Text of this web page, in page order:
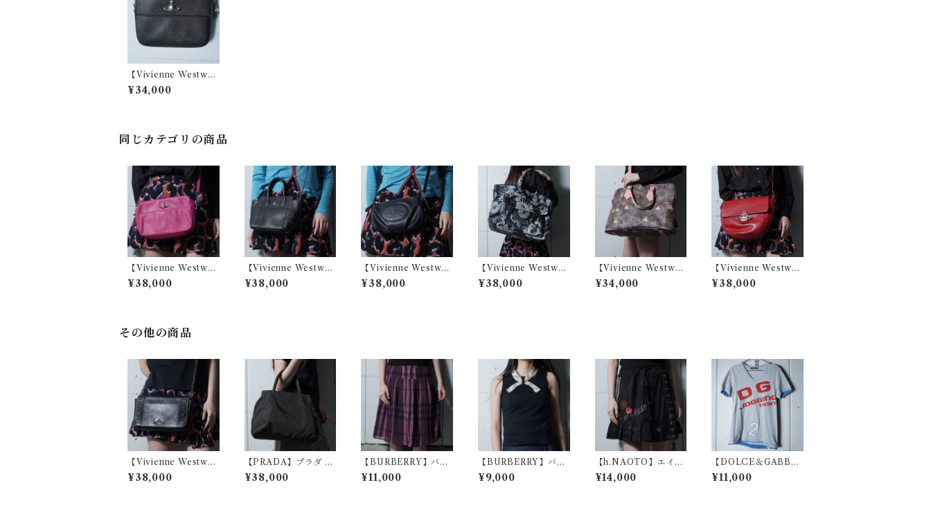
【Vivienne Westwo
od】ヴィヴィアンウエ
ストウッド オーブロゴ
¥34,000
同じカテゴリの商品
【Vivienne Westwo
od】ヴィヴィアンウエ
ストウッド オーブロゴ
¥38,000
【Vivienne Westwo
od】ヴィヴィアンウエ
ストウッド EXCUTI
¥38,000
【Vivienne Westwo
od】ヴィヴィアンウエ
ストウッド パンチング
¥38,000
【Vivienne Westwo
od】ヴィヴィアンウエ
ストウッド コズミック
¥38,000
【Vivienne Westwo
od】ヴィヴィアンウエ
ストウッド マルチロゴ
¥34,000
【Vivienne Westwo
od】ヴィヴィアンウエ
ストウッド オーブロゴ
¥38,000
その他の商品
【Vivienne Westwo
od】ヴィヴィアンウエ
ストウッド オーブロゴ
¥38,000
【PRADA】プラダ 三
角プレートロゴナイロ
ンハンドバッグ khaki
¥38,000
【BURBERRY】バー
バリー SILK100％ チ
ェックスカート dark
¥11,000
【BURBERRY】バー
バリー ノヴァチェック
リボンノースリーブカ
¥9,000
【h.NAOTO】エイチ
ナオト "Gothic Archi
ve" レースアップフリ
¥14,000
【DOLCE＆GABBA
NA】ドルチェ＆ガッ
バーナ DG JOGGING
¥11,000